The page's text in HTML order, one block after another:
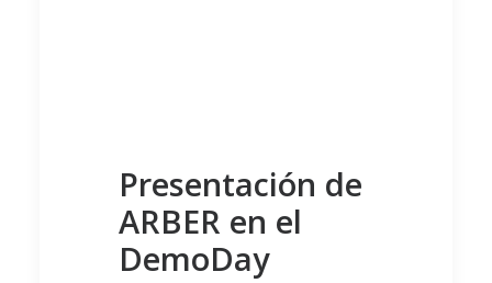
Presentación de
ARBER en el
DemoDay